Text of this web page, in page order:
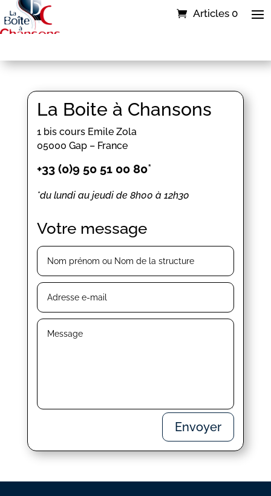
Articles 0
La Boite à Chansons
1 bis cours Emile Zola
05000 Gap – France
+33 (0)9 50 51 00 80*
*du lundi au jeudi de 8h00 à 12h30
Votre message
Envoyer